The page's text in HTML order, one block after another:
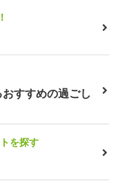
すすめの過ごし
を探す